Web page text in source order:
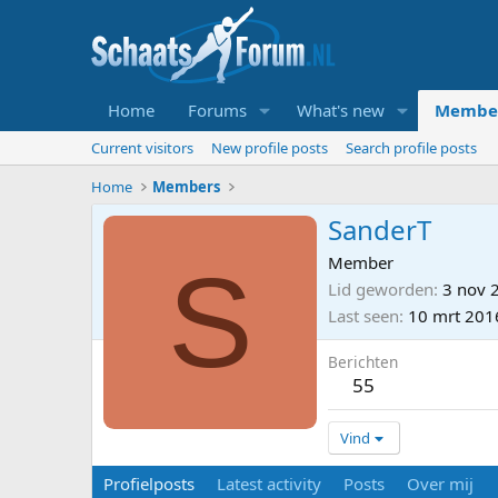
Home Forums What's new
Current visitors New profile posts
Search profile posts
Home
Members
S
SanderT
Member
Lid geworden 3 nov
Last seen 10 mrt
Berichten
55
Vind
Profielposts Latest activity Posts Over mij